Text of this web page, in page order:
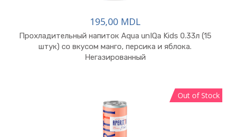
195,00 MDL
Прохладительный напиток Aqua unIQa Kids 0.33л (15
штук) со вкусом манго, персика и яблока.
Негазированный
Out of Stock